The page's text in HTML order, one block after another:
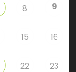
8 9
15 16
22 23